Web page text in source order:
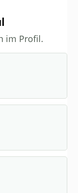
im Profil.